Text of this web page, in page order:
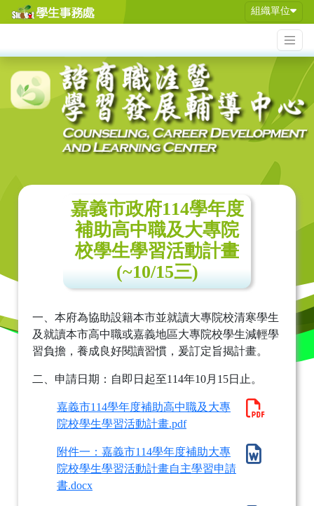
組織單位
嘉義市政府114學年度
補助高中職及大專院
校學生學習活動計畫
(~10/15三)
一、本府為協助設籍本市並就讀大專院校清寒學生
及就讀本市高中職或嘉義地區大專院校學生減輕學
習負擔，養成良好閱讀習慣，爰訂定旨揭計畫。
二、申請日期：自即日起至114年10月15日止。
嘉義市114學年度補助高中職及大專
院校學生學習活動計畫.pdf
附件一：嘉義市114學年度補助大專
院校學生學習活動計畫自主學習申請
書.docx